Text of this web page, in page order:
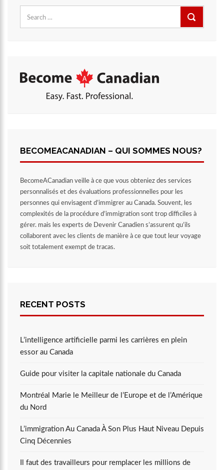
BECOMEACANADIAN – QUI SOMMES NOUS?
BecomeACanadian veille à ce que vous obteniez des services
personnalisés et des évaluations professionnelles pour les
personnes qui envisagent d’immigrer au Canada. Souvent, les
complexités de la procédure d’immigration sont trop difficiles à
gérer. mais les experts de Devenir Canadien s’assurent qu’ils
collaborent avec les clients de manière à ce que tout leur voyage
soit totalement exempt de tracas.
RECENT POSTS
L’intelligence artificielle parmi les carrières en plein
essor au Canada
Guide pour visiter la capitale nationale du Canada
Montréal Marie le Meilleur de l’Europe et de l’Amérique
du Nord
L’immigration Au Canada À Son Plus Haut Niveau Depuis
Cinq Décennies
Il faut des travailleurs pour remplacer les millions de